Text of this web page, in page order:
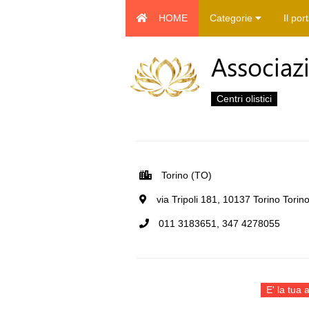
HOME Categorie Il
Centri olistici
Torino (TO)
via Tripoli 181, 10137 Torino
011 3183651, 347 4278055
E' la tua